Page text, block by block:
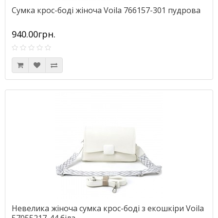
Сумка крос-боді жіноча Voila 766157-301 пудрова
940.00грн.
Невелика жіноча сумка крос-боді з екошкіри Voila